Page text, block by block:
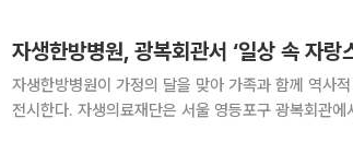
자생한방병원이 가정의 달을 맞아 가족과 함께 역사
전시한다. 자생의료재단은 서울 영등포구 광복회관에서 ‘일상 속 자랑스러운 대한민국 영웅들’이라